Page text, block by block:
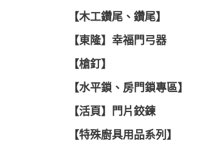
【木工鑽尾、鑽尾】
【東隆】幸福門弓器
【槍釘】
【水平鎖、房門鎖專區】
【活頁】門片鉸鍊
【特殊廚具用品系列】